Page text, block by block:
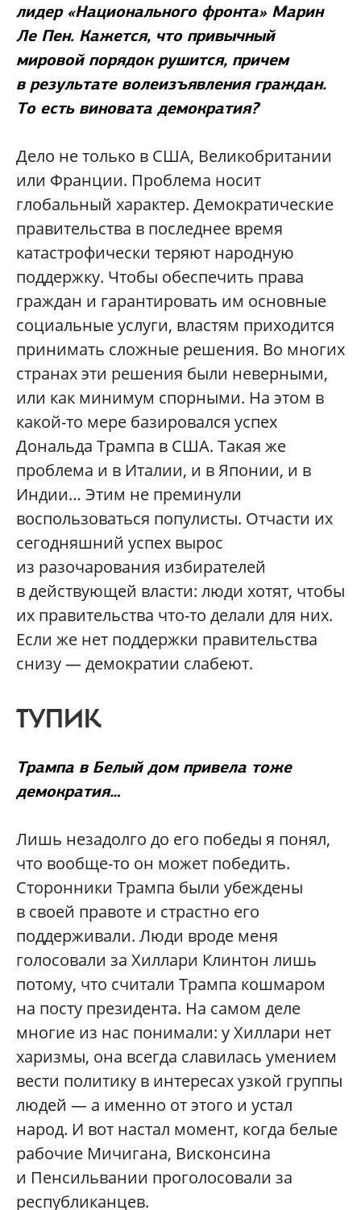
лидер «Национального фронта» Марин
Ле Пен. Кажется, что привычный
мировой порядок рушится, причем
в результате волеизъявления граждан.
То есть виновата демократия?
Дело не только в США, Великобритании
или Франции. Проблема носит
глобальный характер. Демократические
правительства в последнее время
катастрофически теряют народную
поддержку. Чтобы обеспечить права
граждан и гарантировать им основные
социальные услуги, властям приходится
принимать сложные решения. Во многих
странах эти решения были неверными,
или как минимум спорными. На этом в
какой-то мере базировался успех
Дональда Трампа в США. Такая же
проблема и в Италии, и в Японии, и в
Индии… Этим не преминули
воспользоваться популисты. Отчасти их
сегодняшний успех вырос
из разочарования избирателей
в действующей власти: люди хотят, чтобы
их правительства что-то делали для них.
Если же нет поддержки правительства
снизу — демократии слабеют.
ТУПИК
Трампа в Белый дом привела тоже
демократия…
Лишь незадолго до его победы я понял,
что вообще-то он может победить.
Сторонники Трампа были убеждены
в своей правоте и страстно его
поддерживали. Люди вроде меня
голосовали за Хиллари Клинтон лишь
потому, что считали Трампа кошмаром
на посту президента. На самом деле
многие из нас понимали: у Хиллари нет
харизмы, она всегда славилась умением
вести политику в интересах узкой группы
людей — а именно от этого и устал
народ. И вот настал момент, когда белые
рабочие Мичигана, Висконсина
и Пенсильвании проголосовали за
республиканцев.